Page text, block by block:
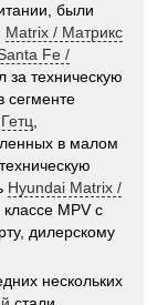
были
Matrix / Матрикс
Fe /
за техническую
сегменте
в малом
Hyundai Matrix /
MPV с
дилерскому
нескольких